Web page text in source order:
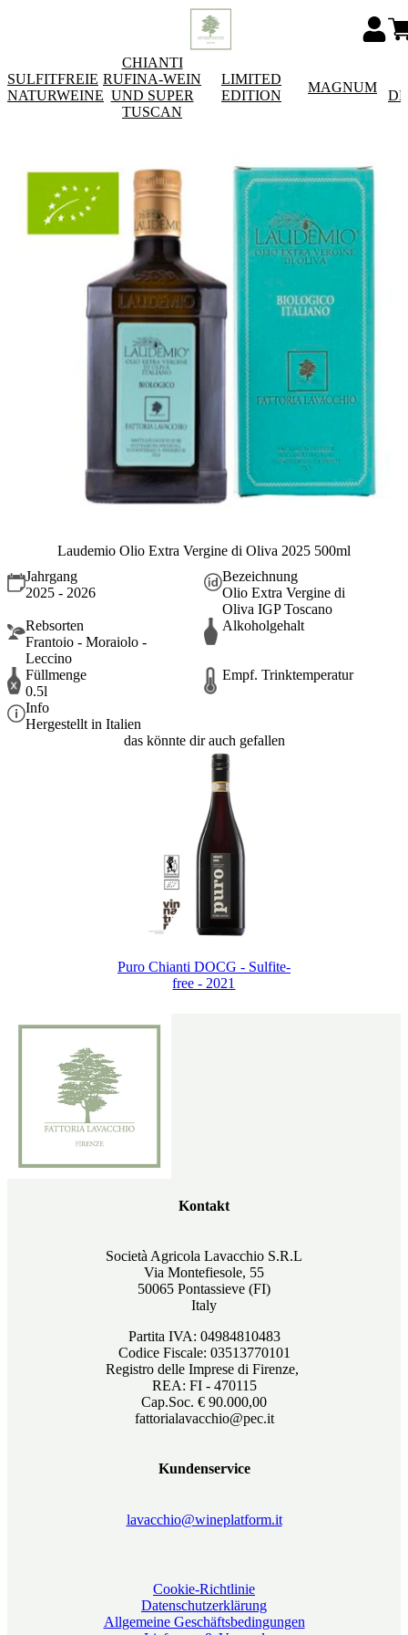
SULFITFREIE
NATURWEINE
CHIANTI
RUFINA-WEIN
UND SUPER
TUSCAN
LIMITED
EDITION
MAGNUM
Laudemio Olio Extra Vergine di Oliva 2025 500ml
Jahrgang
2025 - 2026
Bezeichnung
Olio Extra Vergine di
Oliva IGP Toscano
Rebsorten
Frantoio - Moraiolo -
Leccino
Alkoholgehalt
Füllmenge
0.5l
Empf. Trinktemperatur
Info
Hergestellt in Italien
das könnte dir auch gefallen
Puro Chianti DOCG - Sulfite-
free - 2021
Kontakt
Società Agricola Lavacchio S.R.L
Via Montefiesole, 55
50065 Pontassieve (FI)
Italy
Partita IVA: 04984810483
Codice Fiscale: 03513770101
Registro delle Imprese di Firenze,
REA: FI - 470115
Cap.Soc. € 90.000,00
fattorialavacchio@pec.it
Kundenservice
lavacchio@wineplatform.it
Cookie-Richtlinie
Datenschutzerklärung
Allgemeine Geschäftsbedingungen